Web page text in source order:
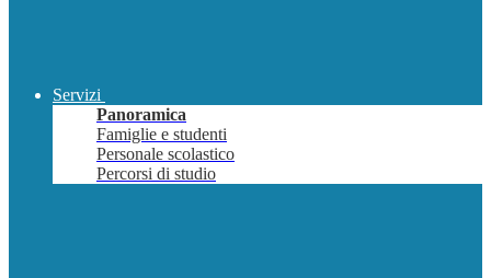
Servizi
Panoramica
Famiglie e studenti
Personale scolastico
Percorsi di studio